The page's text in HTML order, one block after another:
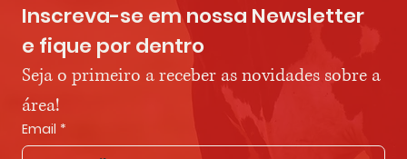
Inscreva-se em nossa Newsletter
e fique por dentro
Seja o primeiro a receber as novidades sobre a
área!
Email *